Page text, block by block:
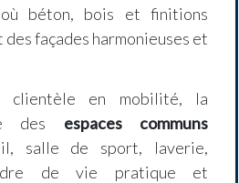
béton, bois et finitions
façades harmonieuses et
clientèle en mobilité, la
des espaces communs
salle de sport, laverie,
de vie pratique et